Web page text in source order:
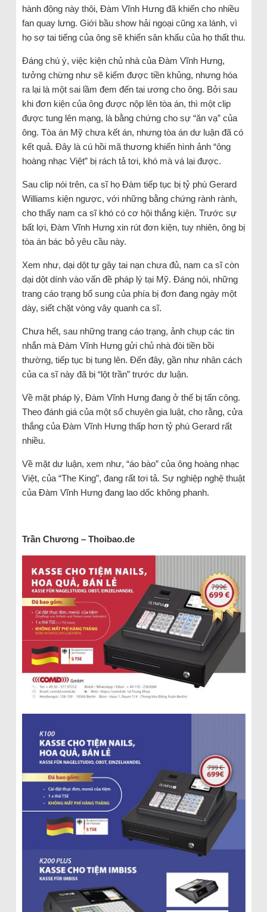
hành động này thôi, Đàm Vĩnh Hưng đã khiến cho nhiều
fan quay lưng. Giới bầu show hải ngoại cũng xa lánh, vì
họ sợ tai tiếng của ông sẽ khiến sân khấu của họ thất thu.
Đáng chú ý, việc kiện chủ nhà của Đàm Vĩnh Hưng,
tưởng chừng như sẽ kiếm được tiền khủng, nhưng hóa
ra lại là một sai lầm đem đến tai ương cho ông. Bởi sau
khi đơn kiện của ông được nộp lên tòa án, thì một clip
được tung lên mạng, là bằng chứng cho sự “ăn vạ” của
ông. Tòa án Mỹ chưa kết án, nhưng tòa án dư luận đã có
kết quả. Đây là cú hồi mã thương khiến hình ảnh “ông
hoàng nhạc Việt” bị rách tả tơi, khó mà vá lại được.
Sau clip nói trên, ca sĩ họ Đàm tiếp tục bị tỷ phú Gerard
Williams kiện ngược, với những bằng chứng rành rành,
cho thấy nam ca sĩ khó có cơ hội thắng kiện. Trước sự
bất lợi, Đàm Vĩnh Hưng xin rút đơn kiện, tuy nhiên, ông bị
tòa án bác bỏ yêu cầu này.
Xem như, dại dột tự gây tai nạn chưa đủ, nam ca sĩ còn
dại dột dính vào vấn đề pháp lý tại Mỹ. Đáng nói, những
trang cáo trạng bổ sung của phía bị đơn đang ngày một
dày, siết chặt vòng vây quanh ca sĩ.
Chưa hết, sau những trang cáo trạng, ảnh chụp các tin
nhắn mà Đàm Vĩnh Hưng gửi chủ nhà đòi tiền bồi
thường, tiếp tục bị tung lên. Đến đây, gần như nhân cách
của ca sĩ này đã bị “lột trần” trước dư luận.
Về mặt pháp lý, Đàm Vĩnh Hưng đang ở thế bị tấn công.
Theo đánh giá của một số chuyên gia luật, cho rằng, cửa
thắng của Đàm Vĩnh Hưng thấp hơn tỷ phú Gerard rất
nhiều.
Về mặt dư luận, xem như, “áo bào” của ông hoàng nhạc
Việt, của “The King”, đang rất tơi tả. Sự nghiệp nghệ thuật
của Đàm Vĩnh Hưng đang lao dốc không phanh.
Trần Chương – Thoibao.de